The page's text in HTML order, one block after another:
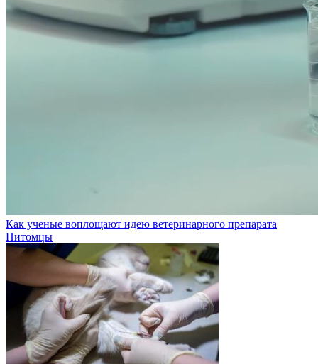
Как ученые воплощают идею ветеринарного препарата
Питомцы